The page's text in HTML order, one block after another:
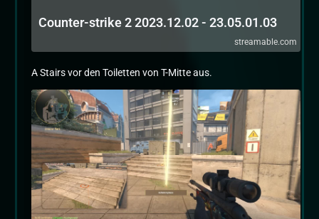
Counter-strike 2 2023.12.02 - 23.05.01.03
streamable.com
A Stairs vor den Toiletten von T-Mitte aus.